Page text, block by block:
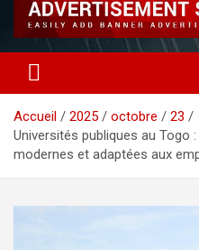
Accueil 2025 octobre
23
Universités publiques au
modernes et adaptées aux